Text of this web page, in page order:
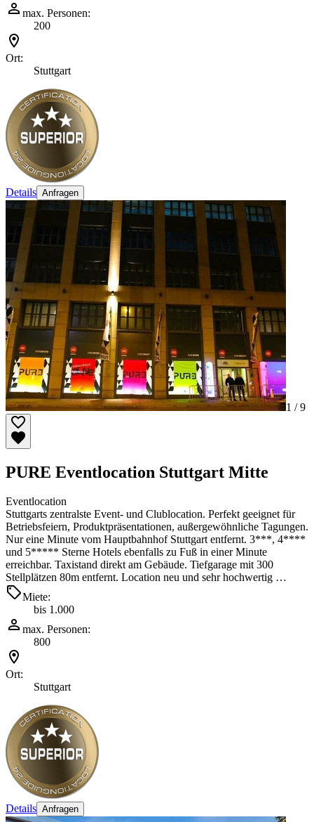
max. Personen:
200
Ort:
Stuttgart
Details Anfragen
1 /9
PURE Eventlocation Stuttgart Mitte
Eventlocation
Stuttgarts zentralste Event- und Clublocation. Perfekt geeignet für
Betriebsfeiern, Produktpräsentationen, außergewöhnliche Tagungen.
Nur eine Minute vom Hauptbahnhof Stuttgart entfernt. 3***, 4****
und 5***** Sterne Hotels ebenfalls zu Fuß in einer Minute
erreichbar. Taxistand direkt am Gebäude. Tiefgarage mit 300
Stellplätzen 80m entfernt. Location neu und sehr hochwertig …
Miete:
bis 1.000
max. Personen:
800
Ort:
Stuttgart
Details Anfragen